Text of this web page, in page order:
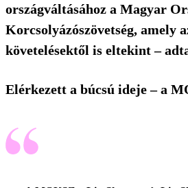
országváltásához a Magyar
Korcsolyázószövetség, amely
követelésektől is eltekint –
Elérkezett a búcsú ideje – a